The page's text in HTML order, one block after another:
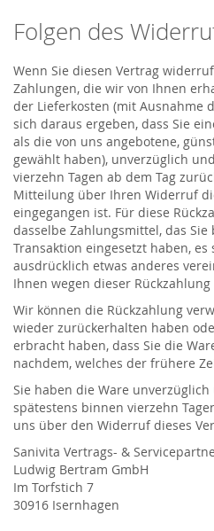
Folgen des
Wenn Sie diesen Vertrag
Zahlungen, die wir von Ihnen
der Lieferkosten (mit Ausnahme
sich daraus ergeben, dass Sie
als die von uns angebotene,
gewählt haben), unverzüglich
vierzehn Tagen ab dem Tag
Mitteilung über Ihren Widerruf
eingegangen ist. Für diese
dasselbe Zahlungsmittel, das
Transaktion eingesetzt haben,
ausdrücklich etwas anderes
Ihnen wegen dieser
Wir können die Rückzahlung
wieder zurückerhalten haben
erbracht haben, dass Sie die
nachdem, welches der frühere
Sie haben die Ware
spätestens binnen vierzehn
uns über den Widerruf dieses
Sanivita Vertrags- &
Ludwig Bertram GmbH
Im Torfstich 7
30916 Isernhagen